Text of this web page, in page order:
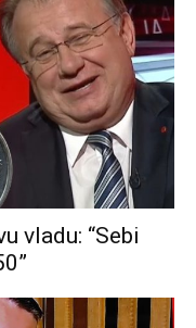
vladu: “Sebi